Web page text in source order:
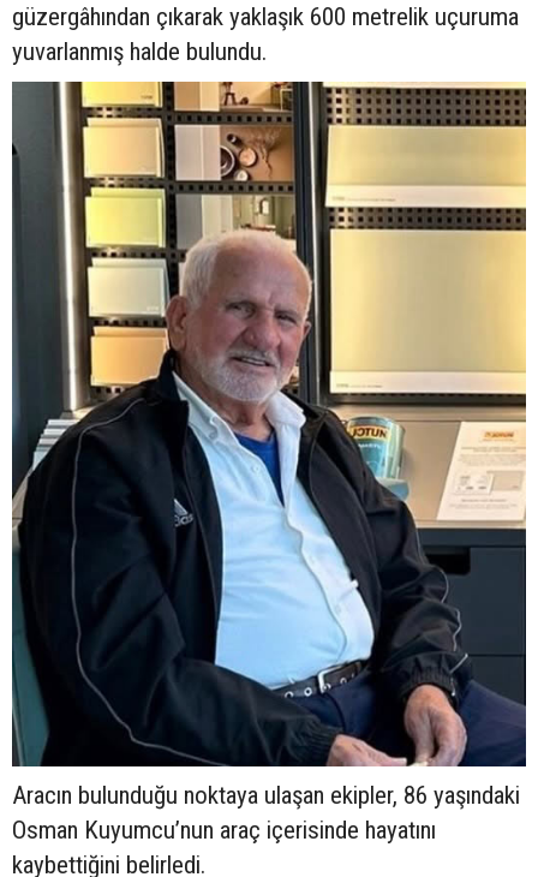
güzergâhından çıkarak yaklaşık 600 metrelik uçuruma
yuvarlanmış halde bulundu.
Aracın bulunduğu noktaya ulaşan ekipler, 86 yaşındaki
Osman Kuyumcu’nun araç içerisinde hayatını
kaybettiğini belirledi.